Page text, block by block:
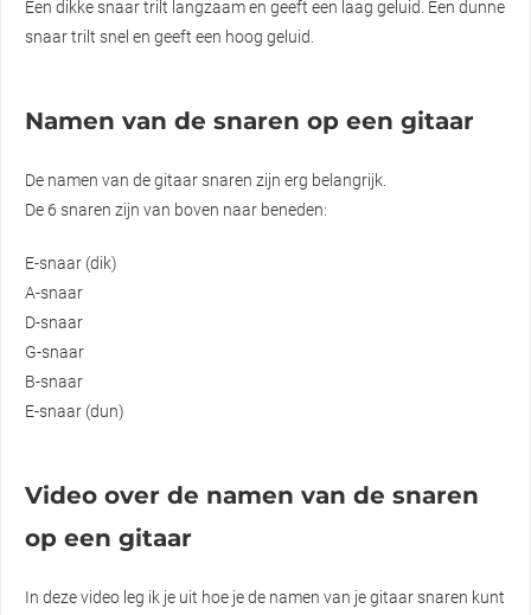
Een dikke snaar trilt langzaam en geeft een laag geluid. Een dunne
snaar trilt snel en geeft een hoog geluid.
Namen van de snaren op een gitaar
De namen van de gitaar snaren zijn erg belangrijk.
De 6 snaren zijn van boven naar beneden:
E-snaar (dik)
A-snaar
D-snaar
G-snaar
B-snaar
E-snaar (dun)
Video over de namen van de snaren
op een gitaar
In deze video leg ik je uit hoe je de namen van je gitaar snaren kunt